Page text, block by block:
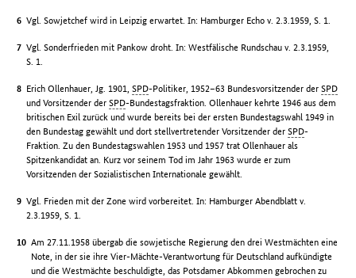
Vgl. Sowjetchef wird in Leipzig erwartet. In: Hamburger Echo v. 2.3.1959, S. 1.
Vgl. Sonderfrieden mit Pankow droht. In: Westfälische Rundschau v. 2.3.1959,
S. 1.
Erich Ollenhauer, Jg. 1901,SPD-Politiker, 1952–63 Bundesvorsitzender derSPD
und Vorsitzender derSPD-Bundestagsfraktion. Ollenhauer kehrte 1946 aus dem
britischen Exil zurück und wurde bereits bei der ersten Bundestagswahl 1949 in
den Bundestag gewählt und dort stellvertretender Vorsitzender derSPD-
Fraktion. Zu den Bundestagswahlen 1953 und 1957 trat Ollenhauer als
Spitzenkandidat an. Kurz vor seinem Tod im Jahr 1963 wurde er zum
Vorsitzenden der Sozialistischen Internationale gewählt.
Vgl. Frieden mit der Zone wird vorbereitet. In: Hamburger Abendblatt v.
2.3.1959, S. 1.
Am 27.11.1958 übergab die sowjetische Regierung den drei Westmächten eine
Note, in der sie ihre Vier-Mächte-Verantwortung für Deutschland aufkündigte
und die Westmächte beschuldigte, das Potsdamer Abkommen gebrochen zu